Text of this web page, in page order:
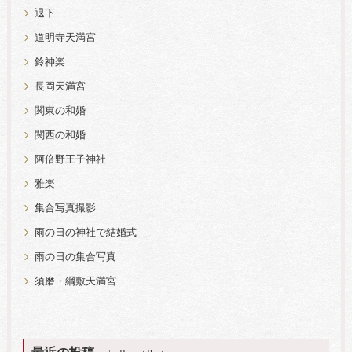
退下
道明寺天満宮
鈴神楽
長岡天満宮
関東の和婚
関西の和婚
阿倍野王子神社
雅楽
集合写真撮影
雨の日の神社で結婚式
雨の日の集合写真
須磨・綱敷天満宮